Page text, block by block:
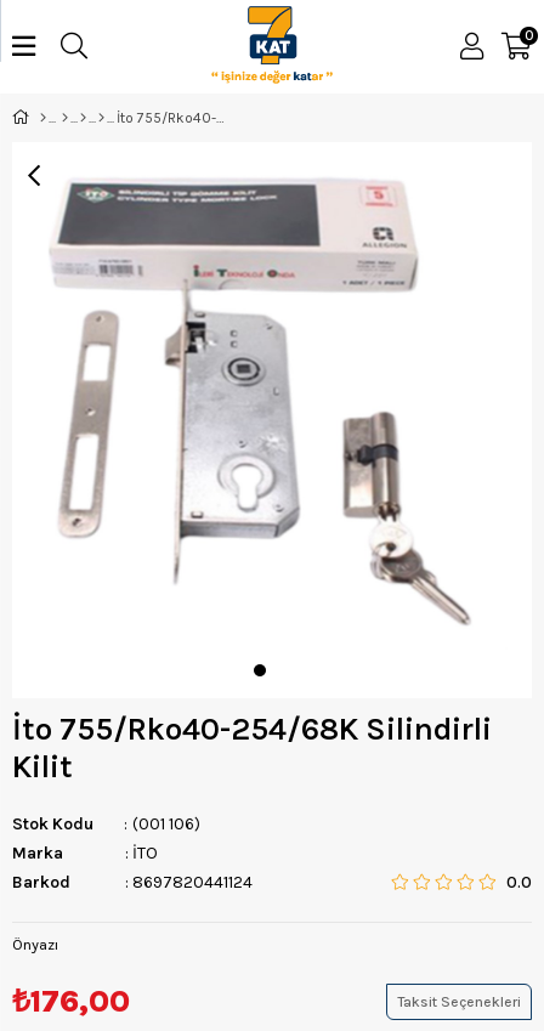
0
İto 755/Rko40-254/68K Silindirli
Kilit
Stok Kodu
(001 106)
Marka
: İTO
Barkod
: 8697820441124 0.0
Önyazı
₺176,00 Taksit Seçenekleri